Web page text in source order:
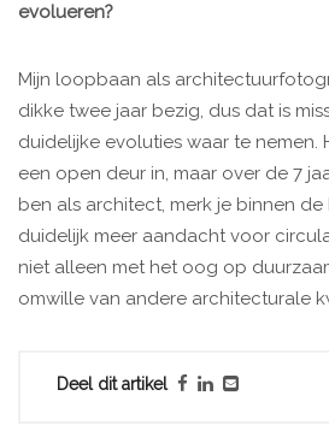
evolueren?
Mijn loopbaan als
dikke twee jaar bezig, dus dat is
duidelijke evoluties waar te nemen.
een open deur in, maar over de 7
ben als architect, merk je binnen
duidelijk meer aandacht voor
niet alleen met het oog op
omwille van andere architecturale
Deel dit artikel